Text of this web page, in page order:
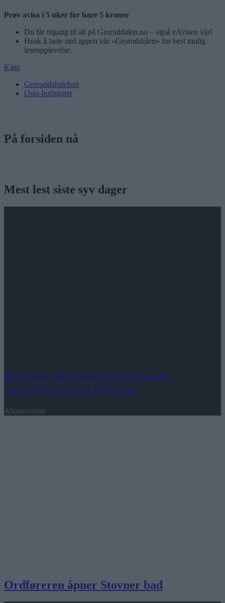
Prøv avisa i 5 uker for bare 5 kroner
Du får tilgang til alt på Groruddalen.no – også eAvisen vår!
Husk å laste ned appen vår «Groruddalen» for best mulig
leseopplevelse.
Kjøp
Groruddalsdebatt
Oslo-budsjettet
På forsiden nå
Mest lest siste syv dager
Brannen på Romsås: Den gamle
eneboligen brant helt ned
Abonnement
Ordføreren åpner Stovner bad